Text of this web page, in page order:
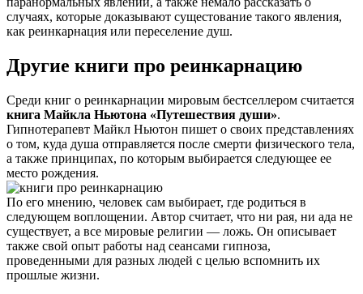
случаях, которые доказывают сущестование такого явления,
как реинкарнация или переселение душ.
Другие книги про реинкарнацию
Среди книг о реинкарнации мировым бестселлером считается
книга Майкла Ньютона «Путешествия души».
Гипнотерапевт Майкл Ньютон пишет о своих представлениях
о том, куда душа отправляется после смерти физического тела,
а также принципах, по которым выбирается следующее ее
место рождения.
По его мнению, человек сам выбирает, где родиться в
следующем воплощении. Автор считает, что ни рая, ни ада не
существует, а все мировые религии — ложь. Он описывает
также свой опыт работы над сеансами гипноза,
проведенными для разных людей с целью вспомнить их
прошлые жизни.